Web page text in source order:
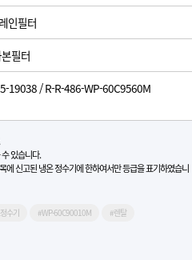
인필터
필터
19038 / R-R-486-WP-60C9560M
있습니다.
신고된 냉온 정수기에 한하여서만 등급을 표기하였습니
수기 #WP-60C90010M
#렌탈